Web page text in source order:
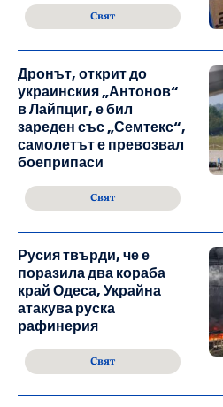
Свят
Дронът, открит до
украинския „Антонов“
в Лайпциг, е бил
зареден със „Семтекс“,
самолетът е превозвал
боеприпаси
Свят
Русия твърди, че е
поразила два кораба
край Одеса, Украйна
атакува руска
рафинерия
Свят